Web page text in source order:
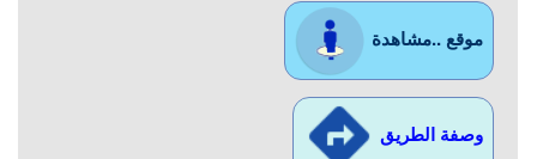
موقع ..مشاهدة
وصفة الطريق